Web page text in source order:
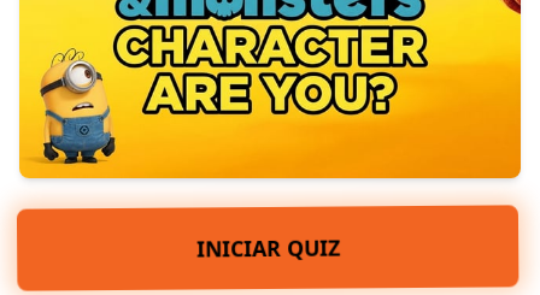
INICIAR QUIZ